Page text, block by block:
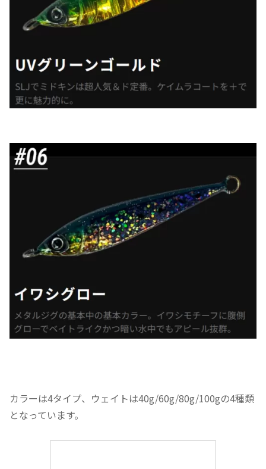
カラーは4タイプ、ウェイトは40g/60g/80g/100gの4種類
となっています。